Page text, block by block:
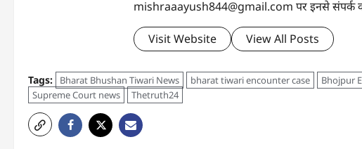
mishraaayush844@gmail.com पर इनसे संपर्क
Visit Website View All Posts
Tags: Bharat Bhushan Tiwari News bharat tiwari encounter case Bhojpur
Supreme Court news
Thetruth24